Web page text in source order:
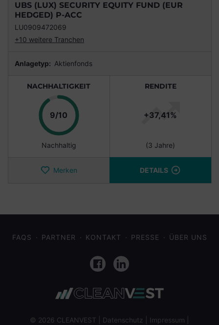
UBS (LUX) SECURITY EQUITY FUND (EUR
HEDGED) P-ACC
LU0909472069
+10 weitere Tranchen
Anlagetyp: Aktienfonds
NACHHALTIGKEIT
9/10 Punkte
Nachhaltig
RENDITE
+37,41%
(3 Jahre)
Merken DETAILS
FAQS PARTNER KONTAKT PRESSE ÜBER UNS
FacebookLinkedIn
© 2026 CLEANVEST | Datenschutz Impressum